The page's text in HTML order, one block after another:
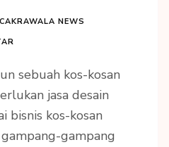
CAKRAWALA NEWS
sebuah kos-kosan
jasa desain
bisnis kos-kosan
gampang